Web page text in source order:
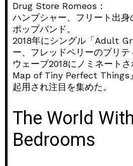
Drug Store Romeos：
ハンプシャー、フリート出身
ポップバンド。
2018年にシングル「Adult
ー、フレッドペリーのブリテ
ウェーブ2018にノミネート
Map of Tiny Perfect Things
起用され注目を集めた。
The World
Bedrooms